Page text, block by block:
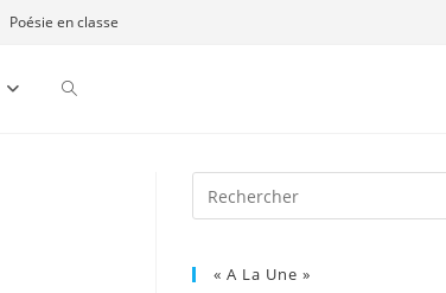
Poésie en classe
« A La Une »